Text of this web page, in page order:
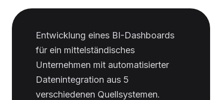
Entwicklung eines BI-Dashboards
für ein mittelständisches
Unternehmen mit automatisierter
Datenintegration aus 5
verschiedenen Quellsystemen.